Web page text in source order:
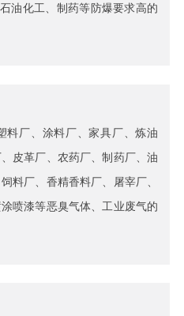
油化工、制药等防爆要求高的
料厂、涂料厂、家具厂、炼油
皮革厂、农药厂、制药厂、油
料厂、香精香料厂、屠宰厂、
喷漆等恶臭气体、工业废气的